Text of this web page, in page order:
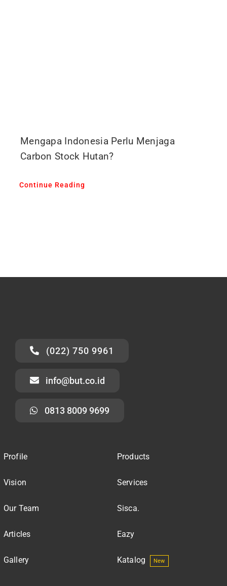
Mengapa Indonesia Perlu Menjaga
Carbon Stock Hutan?
Continue Reading
(022) 750 9961
info@but.co.id
0813 8009 9699
Profile
Vision
Our Team
Articles
Gallery
Products
Services
Sisca.
Eazy
Katalog New